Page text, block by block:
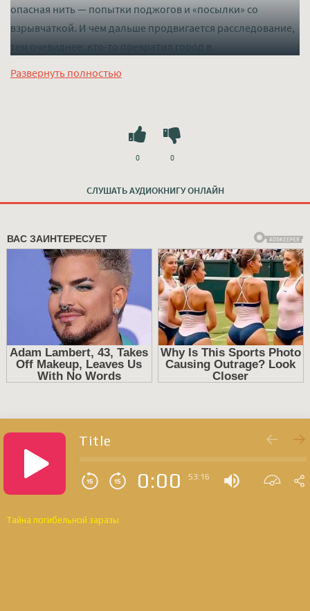
опасная нить — попытки поджогов и «посылки» со
взрывчаткой. И чем дальше продвигается расследование,
тем очевиднее: кто-то превратил город в
Развернуть полностью
СЛУШАТЬ АУДИОКНИГУ ОНЛАЙН
0 0
Title
0:00 53:16
Тайна погибельной заразы